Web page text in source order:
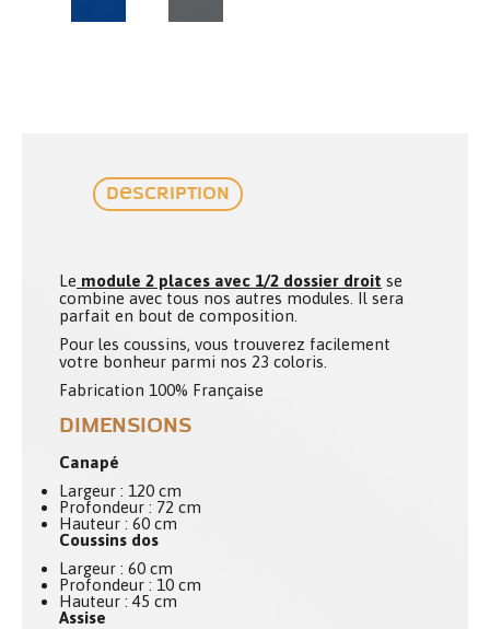
Description
Le module 2 places avec 1/2 dossier droit se
combine avec tous nos autres modules. Il sera
parfait en bout de composition.
Pour les coussins, vous trouverez facilement
votre bonheur parmi nos 23 coloris.
Fabrication 100% Française
DIMENSIONS
Canapé
Largeur : 120 cm
Profondeur : 72 cm
Hauteur : 60 cm
Coussins dos
Largeur : 60 cm
Profondeur : 10 cm
Hauteur : 45 cm
Assise